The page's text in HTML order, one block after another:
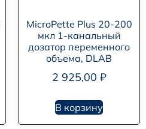
MicroPette Plus 20-200
мкл 1-канальный
дозатор переменного
объема, DLAB
2 925,00 ₽
В корзину